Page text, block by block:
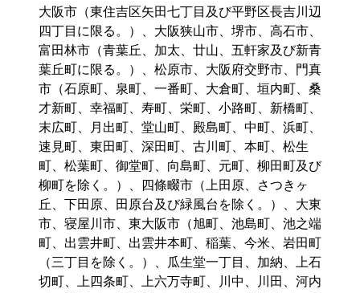
大阪市（東住吉区矢田七丁目及び平野区長吉川辺
四丁目に限る。）、大阪狭山市、堺市、高石市、
富田林市（青葉丘、加太、廿山、五軒家及び新青
葉丘町に限る。）、松原市、大阪府交野市、門真
市（石原町、泉町、一番町、大倉町、垣内町、桑
才新町、幸福町、寿町、栄町、小路町、新橋町、
末広町、月出町、堂山町、殿島町、中町、浜町、
速見町、東田町、深田町、古川町、本町、松生
町、松葉町、御堂町、向島町、元町、柳田町及び
柳町を除く。）、四條畷市（上田原、さつきヶ
丘、下田原、田原台及び緑風台を除く。）、大東
市、寝屋川市、東大阪市（旭町、池島町、池之端
町、出雲井町、出雲井本町、稲葉、今米、岩田町
（三丁目を除く。）、瓜生堂一丁目、加納、上石
切町、上四条町、上六万寺町、川中、川田、河内